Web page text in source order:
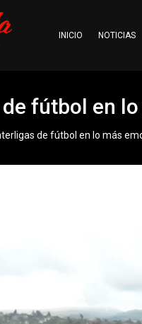
INICIO NOTICIAS
fútbol en
de fútbol en lo más